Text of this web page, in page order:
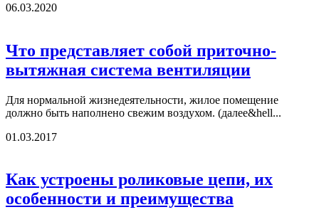
06.03.2020
Что представляет собой приточно-
вытяжная система вентиляции
Для нормальной жизнедеятельности, жилое помещение
должно быть наполнено свежим воздухом. (далее&hell...
01.03.2017
Как устроены роликовые цепи, их
особенности и преимущества